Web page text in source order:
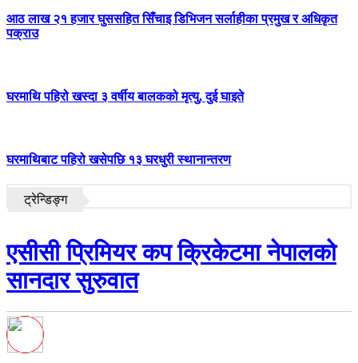
आठ लाख २१ हजार घुससहित सिँचाइ डिभिजन सर्लाहीका प्रमुख र अधिकृत
पक्राउ
घरमाथि पहिरो खस्दा ३ वर्षीय बालकको मृत्यु, दुई घाइते
घरमाथिबाट पहिरो खसेपछि १३ घरधुरी स्थानान्तरण
ट्रेन्डिङ्ग
एसीसी प्रिमियर कप क्रिकेटमा नेपालको
सानदार सुरुवात